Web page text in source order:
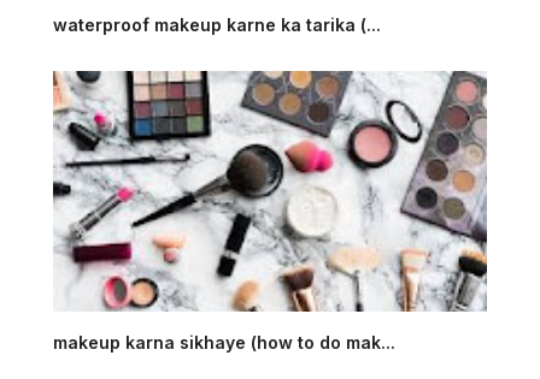
waterproof makeup karne ka tarika (...
makeup karna sikhaye (how to do mak...